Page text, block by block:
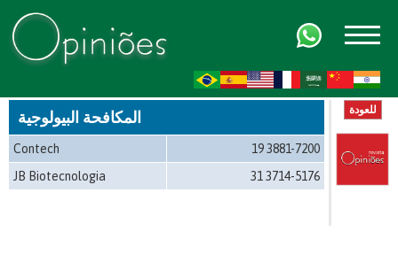
المكافحة البيولوجية
Contech
19 3881-7200
JB Biotecnologia
31 3714-5176
للعودة